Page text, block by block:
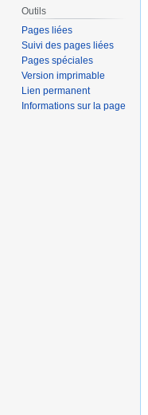
Outils
Pages liées
Suivi des pages liées
Pages spéciales
Version imprimable
Lien permanent
Informations sur la page